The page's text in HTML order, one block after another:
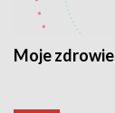
Moje zdrowie